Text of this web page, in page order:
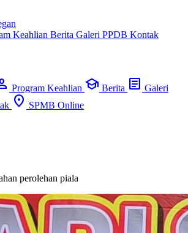
Keahlian Berita Galeri PPDB Kontak
Program Keahlian school Berita article Galeri
location_on SPMB Online
perolehan piala